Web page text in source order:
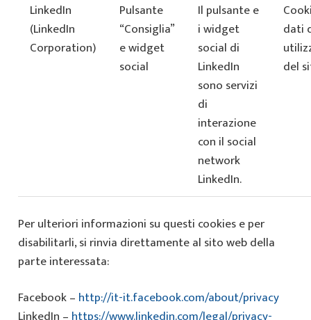
LinkedIn
(LinkedIn
Corporation)
Pulsante
“Consiglia”
e widget
social
Il pulsante e
i widget
social di
LinkedIn
sono servizi
di
interazione
con il social
network
LinkedIn.
dati
del
Per ulteriori informazioni su questi cookies e per
disabilitarli, si rinvia direttamente al sito web della
parte interessata:
Facebook – http://it-it.facebook.com/about/privacy